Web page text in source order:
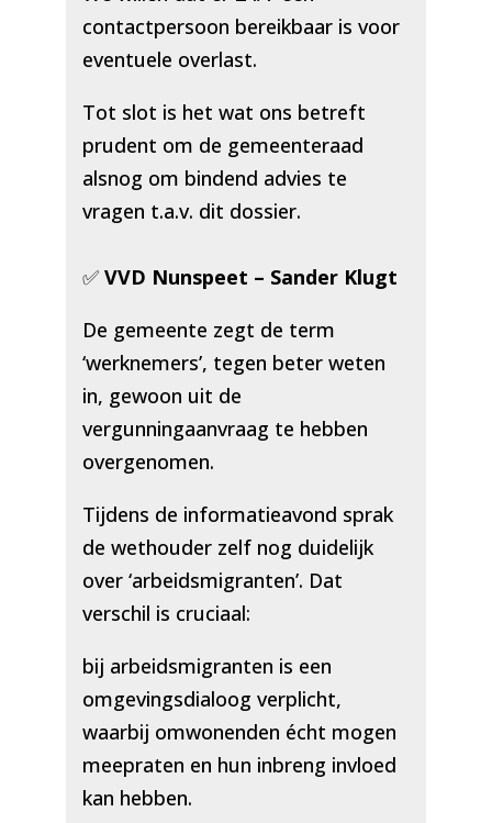
contactpersoon bereikbaar is voor
eventuele overlast.
Tot slot is het wat ons betreft
prudent om de gemeenteraad
alsnog om bindend advies te
vragen t.a.v. dit dossier.
✅ VVD Nunspeet – Sander Klugt
De gemeente zegt de term
‘werknemers’, tegen beter weten
in, gewoon uit de
vergunningaanvraag te hebben
overgenomen.
Tijdens de informatieavond sprak
de wethouder zelf nog duidelijk
over ‘arbeidsmigranten’. Dat
verschil is cruciaal:
bij arbeidsmigranten is een
omgevingsdialoog verplicht,
waarbij omwonenden écht mogen
meepraten en hun inbreng invloed
kan hebben.